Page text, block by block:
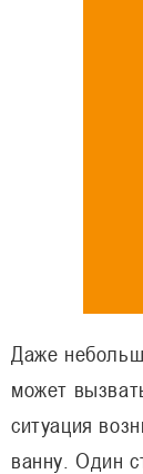
Даже
может
ситуация
ванну. Один